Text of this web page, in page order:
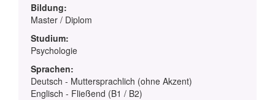
Bildung:
Master / Diplom
Studium:
Psychologie
Sprachen:
Deutsch - Muttersprachlich (ohne Akzent)
Englisch - Fließend (B1 / B2)